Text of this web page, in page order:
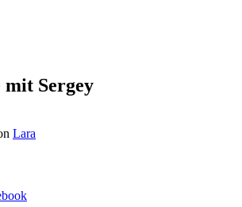
Sergey
Lara